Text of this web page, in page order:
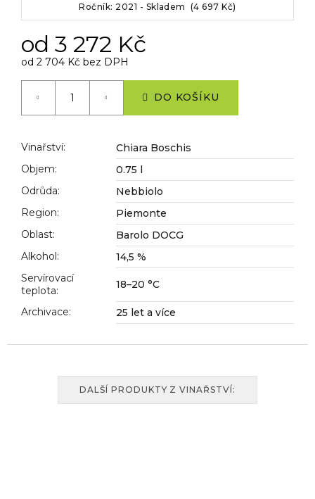
Ročník: 2021 - Skladem (4 697 Kč)
od 3 272 Kč
od 2 704 Kč bez DPH
DO KOŠÍKU
Vinařství:
Chiara Boschis
Objem:
0.75 l
Odrůda:
Nebbiolo
Region:
Piemonte
Oblast:
Barolo DOCG
Alkohol:
14,5 %
Servírovací
teplota: 18–20 °C
Archivace: 25 let a více
DALŠÍ PRODUKTY Z VINAŘSTVÍ:
č
e
m